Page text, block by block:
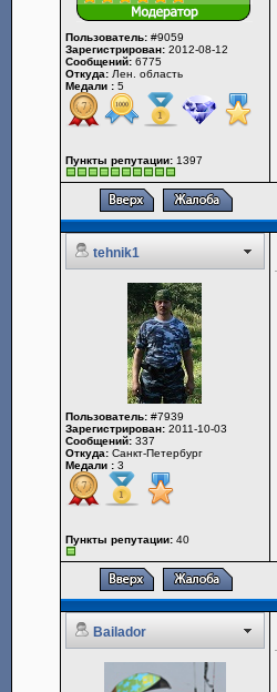
Пользователь:#9059
Зарегистрирован:2012-08-12
Сообщений:6775
Откуда:Лен. область
Медали :5
Пункты репутации:1397
tehnik1
Пользователь:#7939
Зарегистрирован:2011-10-03
Сообщений:337
Откуда:Санкт-Петербург
Медали :3
Пункты репутации:40
Bailador